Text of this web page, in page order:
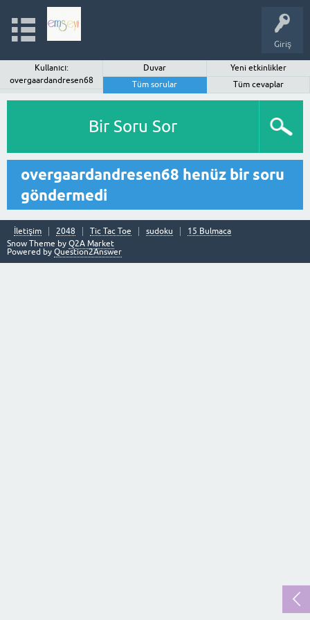
Giriş
Kullanıcı:
overgaardandresen68
Duvar
Yeni etkinlikler
Tüm sorular
Tüm cevaplar
Bir Soru Sor
overgaardandresen68 henüz bir soru
göndermedi
İletişim 2048 Tic Tac Toe sudoku
15 Bulmaca
Snow Theme by Q2A Market
Powered by Question2Answer